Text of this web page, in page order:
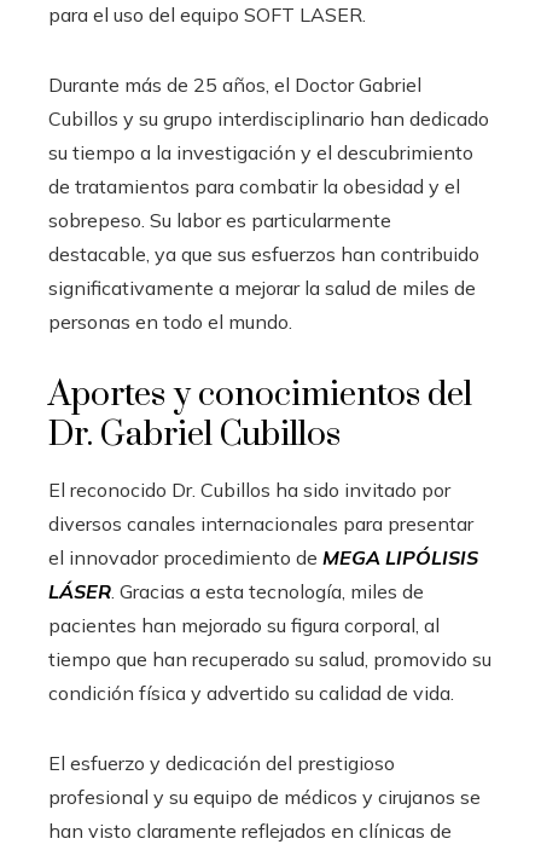
para el uso del equipo SOFT LASER.
Durante más de 25 años, el Doctor Gabriel
Cubillos y su grupo interdisciplinario han dedicado
su tiempo a la investigación y el descubrimiento
de tratamientos para combatir la obesidad y el
sobrepeso. Su labor es particularmente
destacable, ya que sus esfuerzos han contribuido
significativamente a mejorar la salud de miles de
personas en todo el mundo.
Aportes y conocimientos del
Dr. Gabriel Cubillos
El reconocido Dr. Cubillos ha sido invitado por
diversos canales internacionales para presentar
el innovador procedimiento de MEGA LIPÓLISIS
LÁSER . Gracias a esta tecnología, miles de
pacientes han mejorado su figura corporal, al
tiempo que han recuperado su salud, promovido su
condición física y advertido su calidad de vida.
El esfuerzo y dedicación del prestigioso
profesional y su equipo de médicos y cirujanos se
han visto claramente reflejados en clínicas de